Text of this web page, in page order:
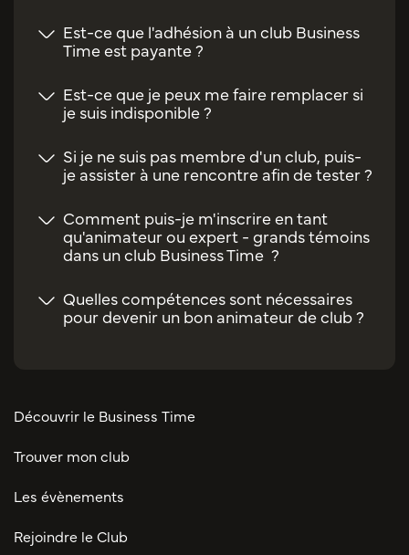
Est-ce que l'adhésion à un club Business
Time est payante ?
Est-ce que je peux me faire remplacer si
je suis indisponible ?
Si je ne suis pas membre d'un club, puis-
je assister à une rencontre afin de tester ?
Comment puis-je m'inscrire en tant
qu'animateur ou expert - grands témoins
dans un club Business Time ?
Quelles compétences sont nécessaires
pour devenir un bon animateur de club ?
Découvrir le Business Time
Trouver mon club
Les évènements
Rejoindre le Club